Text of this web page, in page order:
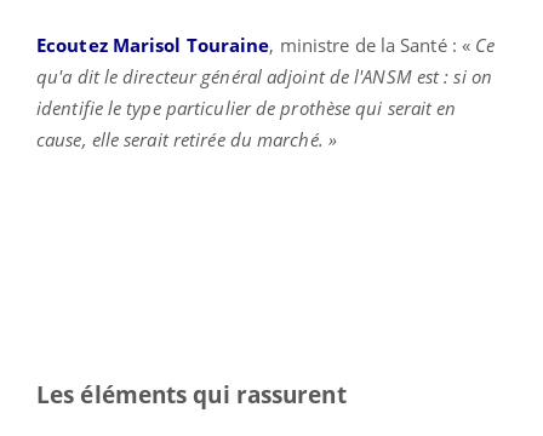
Ecoutez Marisol Touraine, ministre de la Santé : « Ce
qu'a dit le directeur général adjoint de l'ANSM est : si on
identifie le type particulier de prothèse qui serait en
cause, elle serait retirée du marché. »
Les éléments qui rassurent